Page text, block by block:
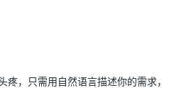
，只需用自然语言描述你的需求，